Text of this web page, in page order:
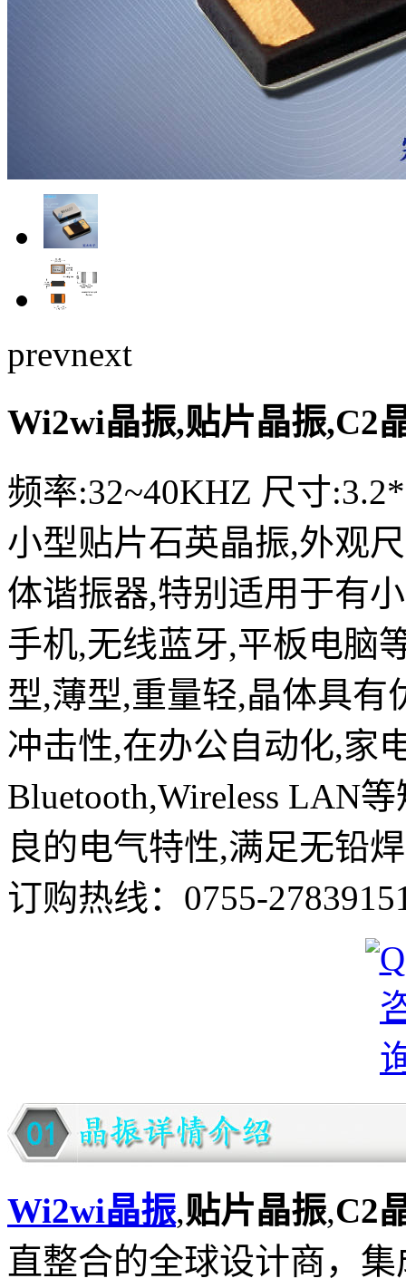
prevnext
Wi2wi晶振,贴片晶振,C2
频率:32~40KHZ 尺寸
小型贴片石英晶振,外观
体谐振器,特别适用于有
手机,无线蓝牙,平板电脑
型,薄型,重量轻,晶体具有
冲击性,在办公自动化,家
Bluetooth,Wireless LAN
良的电气特性,满足无铅
订购热线： 0755-
Wi2wi晶振,贴片晶振,C2
直整合的全球设计商，